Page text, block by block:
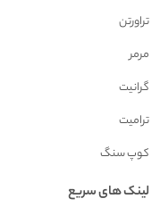
تراورتن
مرمر
گرانیت
ترامیت
کوپ سنگ
لینک های سریع